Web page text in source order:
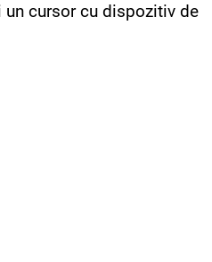
cursor cu dispozitiv de